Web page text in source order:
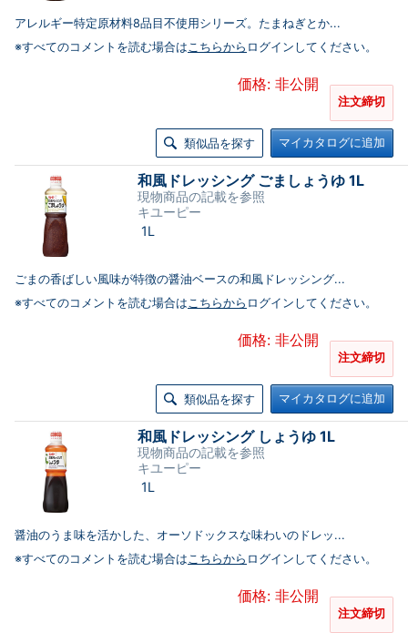
アレルギー特定原材料8品目不使用シリーズ。たまねぎとか...
※すべてのコメントを読む場合はこちらから ログインしてください。
価格: 非公開
注文締切
類似品を探す マイカタログに追加
和風ドレッシング ごましょうゆ 1L
現物商品の記載を参照
キユーピー
1L
ごまの香ばしい風味が特徴の醤油ベースの和風ドレッシング...
※すべてのコメントを読む場合はこちらから ログインしてください。
価格: 非公開
注文締切
類似品を探す マイカタログに追加
和風ドレッシング しょうゆ 1L
現物商品の記載を参照
キユーピー
1L
醤油のうま味を活かした、オーソドックスな味わいのドレッ...
※すべてのコメントを読む場合はこちらから ログインしてください。
価格: 非公開
注文締切